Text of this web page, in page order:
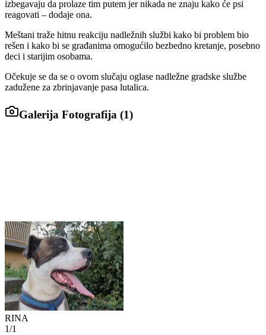
izbegavaju da prolaze tim putem jer nikada ne znaju kako će psi
reagovati – dodaje ona.
Meštani traže hitnu reakciju nadležnih službi kako bi problem bio
rešen i kako bi se građanima omogućilo bezbedno kretanje, posebno
deci i starijim osobama.
Očekuje se da se o ovom slučaju oglase nadležne gradske službe
zadužene za zbrinjavanje pasa lutalica.
Galerija Fotografija (1)
RINA
1/1